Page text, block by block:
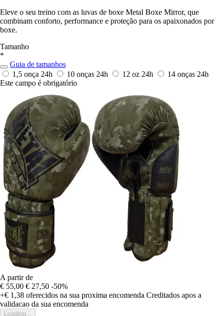
Eleve o seu treino com as luvas de boxe Metal Boxe Mirror, que
combinam conforto, performance e proteção para os apaixonados por
boxe.
Tamanho
*
Guia de tamanhos
1,5 onça 24h 10 onças 24h 12 oz 24h 14 onças 24h
Este campo é obrigatório
A partir de
€ 55,00 € 27,50 -50%
+€ 1,38 oferecidos na sua proxima encomenda Creditados apos a
validacao da sua encomenda
Loading...